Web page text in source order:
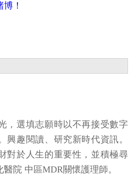
！
，選填志願時以不再接受數字
興趣閱讀、研究新時代資訊。
對於人生的重要性，並積極尋
院 中區MDR關懷護理師。